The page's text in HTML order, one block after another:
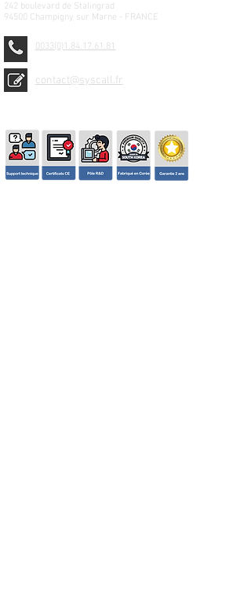
242 boulevard de Stalingrad
94500 Champigny sur Marne - FRANCE
0033(0)1.84.17.61.81
contact@syscall.fr